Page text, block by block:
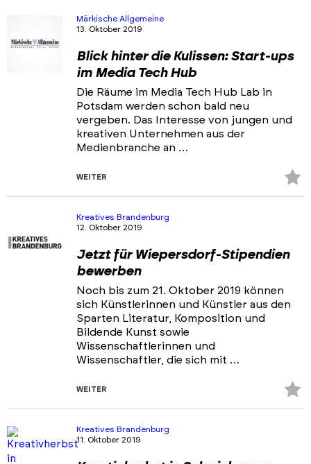
Märkische Allgemeine
13. Oktober 2019
Blick hinter die Kulissen: Start-ups
im Media Tech Hub
Die Räume im Media Tech Hub Lab in
Potsdam werden schon bald neu
vergeben. Das Interesse von jungen und
kreativen Unternehmen aus der
Medienbranche an …
WEITER
Kreatives Brandenburg
12. Oktober 2019
Jetzt für Wiepersdorf-Stipendien
bewerben
Noch bis zum 21. Oktober 2019 können
sich Künstlerinnen und Künstler aus den
Sparten Literatur, Komposition und
Bildende Kunst sowie
Wissenschaftlerinnen und
Wissenschaftler, die sich mit …
WEITER
Kreatives Brandenburg
11. Oktober 2019